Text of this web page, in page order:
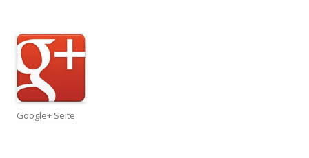
Google+ Seite